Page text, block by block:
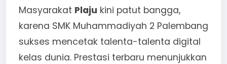
Masyarakat Plaju kini patut bangga,
karena SMK Muhammadiyah 2 Palembang
sukses mencetak talenta-talenta digital
kelas dunia. Prestasi terbaru menunjukkan